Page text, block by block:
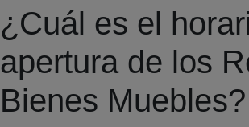
¿Cuál es el
apertura de los
Bienes Muebles?